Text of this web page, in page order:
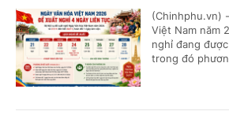
(Chinhphu.vn)
Việt Nam năm
nghỉ đang
trong đó